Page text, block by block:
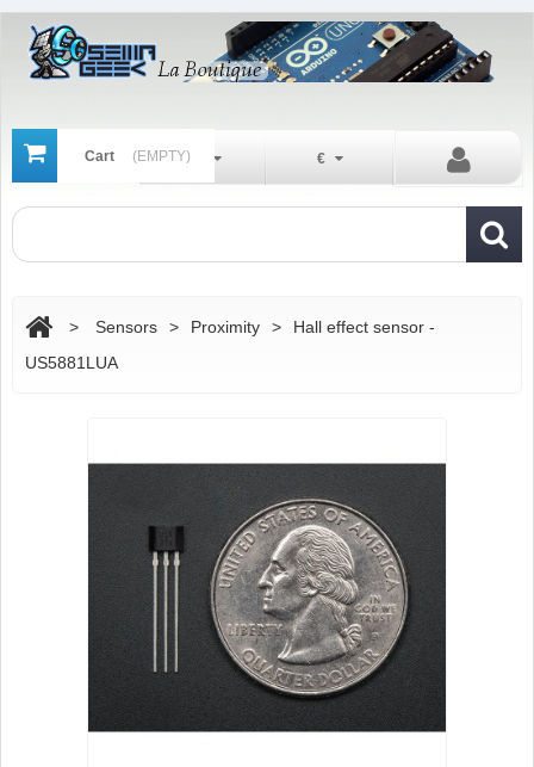
Cart (EMPTY) €
En
> Sensors > Proximity >
Hall effect sensor -
US5881LUA